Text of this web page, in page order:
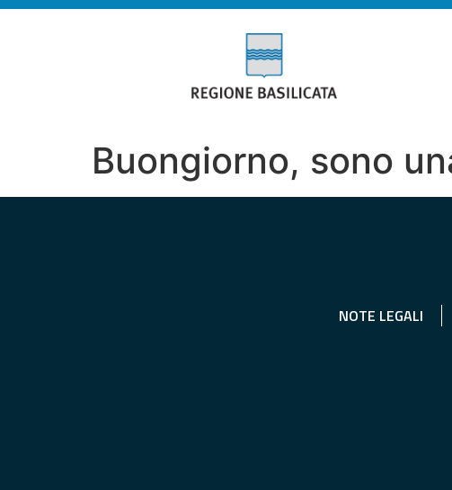
Buongiorno, sono
NOTE LEGALI